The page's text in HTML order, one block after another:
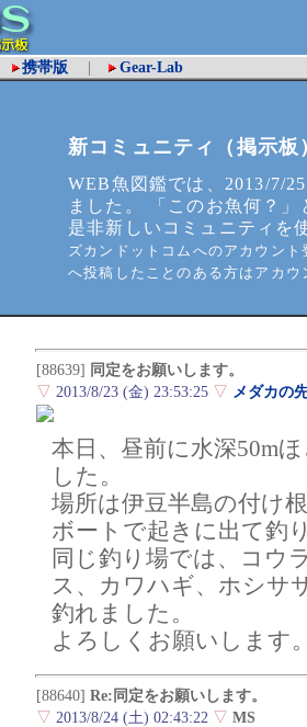
携帯版 Gear-Lab
新コミュニティ（掲示
WEB魚図鑑では、2013/7/
ました。 「このお魚何？
是非新しいコミュニティを
ズカンドットコムへのアカウン
へ投稿したことのある方はアカ
[88639] 同定をお願いします。
▽ 2013/8/23 (金) 23:53:25 ▽ メダカの
本日、昼前に水深50m
した。
場所は伊豆半島の付け
ボートで起きに出て釣
同じ釣り場では、コウ
ス、カワハギ、ホシサ
釣れました。
よろしくお願いします
[88640] Re:同定をお願いします。
▽ 2013/8/24 (土) 02:43:22 ▽ MS